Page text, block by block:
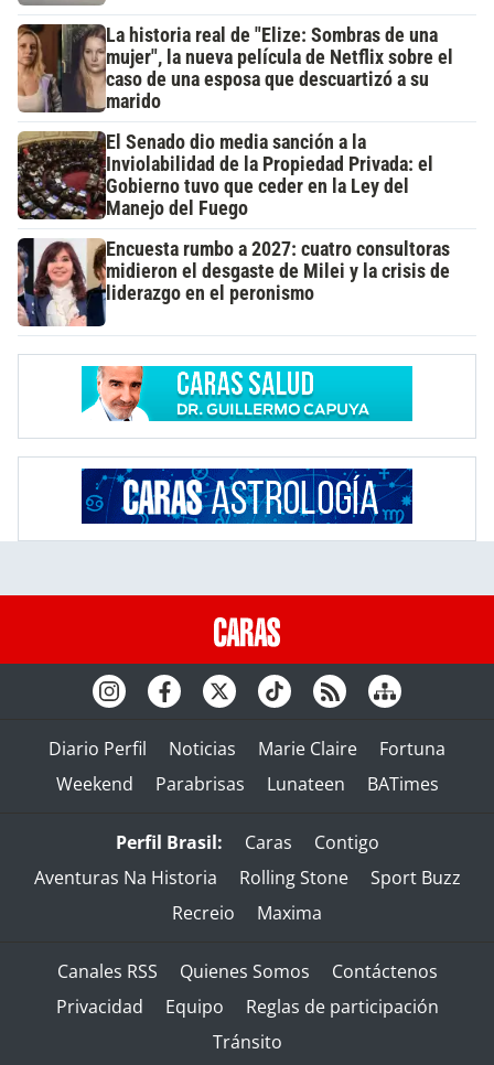
La historia real de "Elize: Sombras de una
mujer", la nueva película de Netflix sobre el
caso de una esposa que descuartizó a su
marido
El Senado dio media sanción a la
Inviolabilidad de la Propiedad Privada: el
Gobierno tuvo que ceder en la Ley del
Manejo del Fuego
Encuesta rumbo a 2027: cuatro consultoras
midieron el desgaste de Milei y la crisis de
liderazgo en el peronismo
Diario Perfil Noticias Marie Claire
Fortuna
Weekend
Parabrisas Lunateen BATimes
Perfil Brasil: Caras
Contigo
Aventuras Na Historia
Rolling Stone
Sport Buzz
Recreio
Maxima
Canales RSS Quienes Somos
Contáctenos
Privacidad
Equipo
Reglas de participación
Tránsito